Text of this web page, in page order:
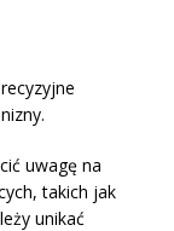
uwagę na
takich jak
unikać